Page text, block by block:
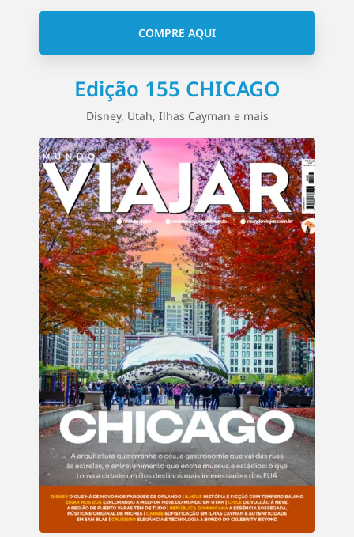
COMPRE AQUI
Edição 155 CHICAGO
Disney, Utah, Ilhas Cayman e mais